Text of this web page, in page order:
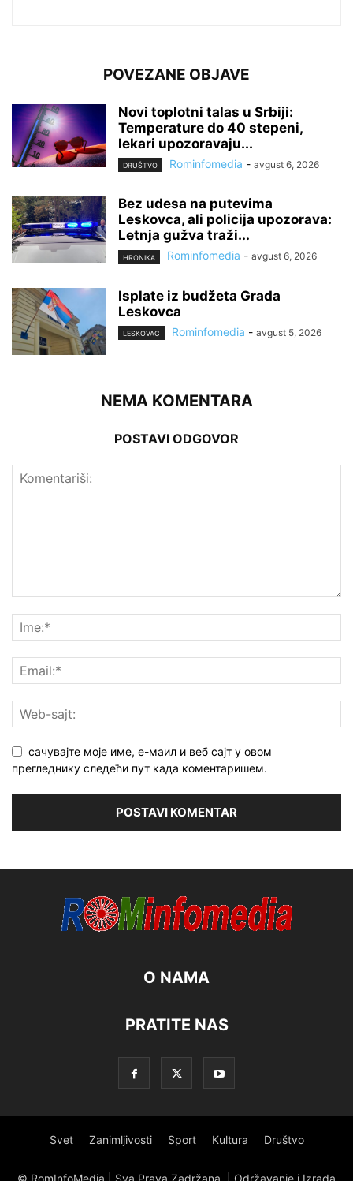
POVEZANE OBJAVE
Novi toplotni talas u Srbiji:
Temperature do 40 stepeni,
lekari upozoravaju...
DRUŠTVO Rominfomedia - avgust 6, 2026
Bez udesa na putevima
Leskovca, ali policija upozorava:
Letnja gužva traži...
HRONIKA Rominfomedia - avgust 6, 2026
Isplate iz budžeta Grada
Leskovca
LESKOVAC Rominfomedia - avgust 5, 2026
NEMA KOMENTARA
POSTAVI ODGOVOR
сачувајте моје име, е-маил и веб сајт у овом
прегледнику следећи пут када коментаришем.
O NAMA
PRATITE NAS
Svet Zanimljivosti Sport Kultura Društvo
© RomInfoMedia | Sva Prava Zadržana. | Održavanje i Izrada